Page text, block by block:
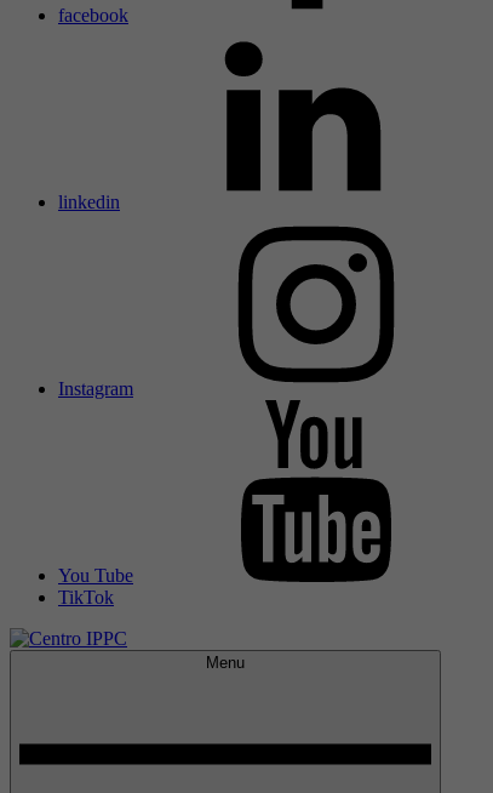
facebook
linkedin
Instagram
You Tube
TikTok
Menu